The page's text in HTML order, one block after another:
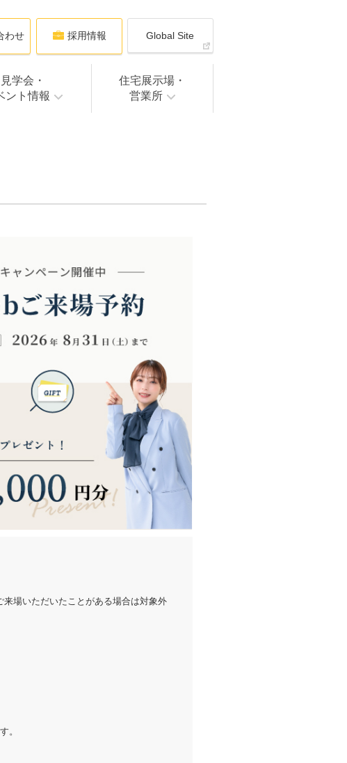
わせ 採用情報 Global Site
見学会・
ント情報
住宅展示場・
営業所
場いただいたことがある場合は対象外
。